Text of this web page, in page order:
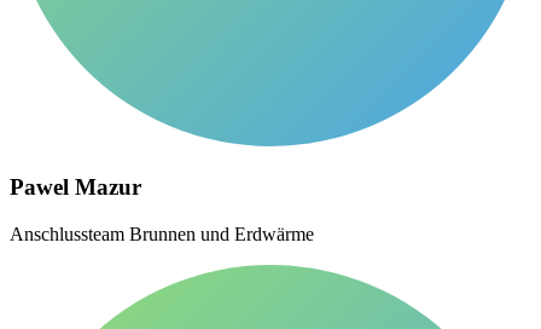
Pawel Mazur
Anschlussteam Brunnen und Erdwärme